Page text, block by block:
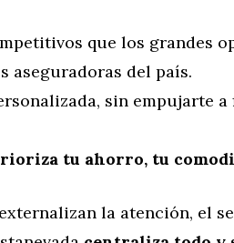
que los grandes
aseguradoras del país.
sin empujarte
tu ahorro, tu
la atención, el